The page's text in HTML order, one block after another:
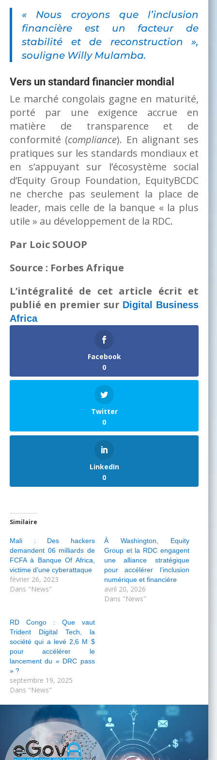
« Nous croyons que l’inclusion
financière est un facteur de
stabilité et de reconstruction »,
souligne Willy Mulamba.
Vers un standard financier mondial
Le marché congolais gagne en maturité,
porté par une exigence accrue en
matière de transparence et de
conformité (compliance). En alignant ses
pratiques sur les standards mondiaux et
en s’appuyant sur l’écosystème social
d’Equity Group Foundation, EquityBCDC
ne cherche pas seulement la place de
leader, mais celle de la banque « la plus
utile » au développement de la RDC.
Par Loic SOUOP
Source : Forbes Afrique
L’intégralité de cet article écrit et
publié en premier sur Digital Business
Africa
Facebook
0
Twitter
0
LinkedIn
0
Similaire
Mali : Des hackers
demandent 06 milliards de
FCFA à Banque Of Africa,
victime d’une cyberattaque
février 26, 2023
Dans "News"
À Washington, Equity
Group et la RDC engagent
une alliance stratégique
pour accélérer l’inclusion
numérique et financière
avril 20, 2026
Dans "News"
RD Congo : Que vaut
Trident Digital Tech, la
société qui a levé 2,6 M $
pour accélérer le
lancement du « DRC pass
» ?
septembre 19, 2025
Dans "News"